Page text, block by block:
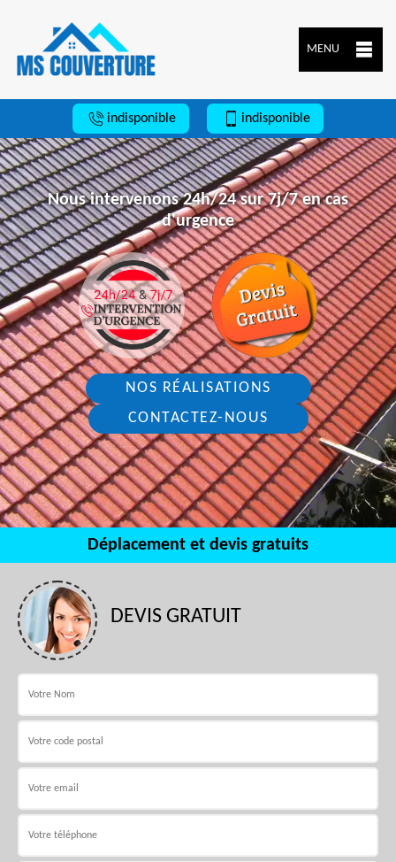
MENU
indisponible indisponible
Nous intervenons 24h/24 sur 7j/7 en cas
d'urgence
NOS RÉALISATIONS
CONTACTEZ-NOUS
Déplacement et devis gratuits
DEVIS GRATUIT